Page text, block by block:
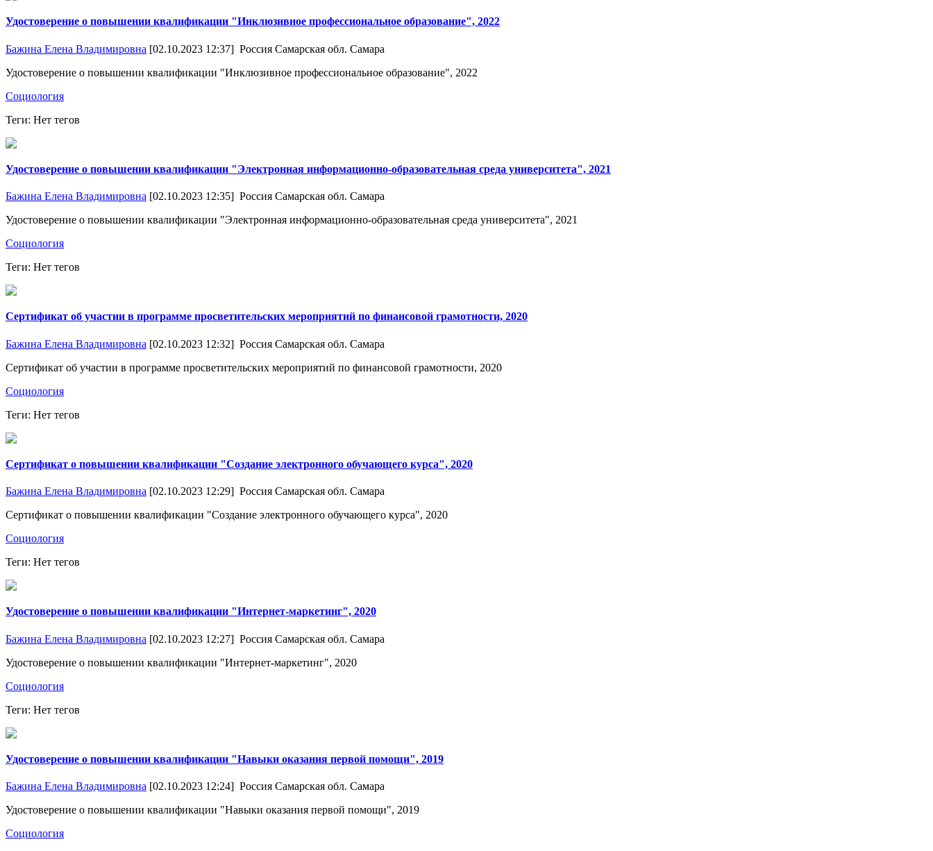
Удостоверение о повышении квалификации "Инклюзивное профессиональное образование", 2022
Бажина Елена Владимировна [02.10.2023 12:37] Россия Самарская обл. Самара
Удостоверение о повышении квалификации "Инклюзивное профессиональное образование", 2022
Социология
Теги: Нет тегов
Удостоверение о повышении квалификации "Электронная информационно-образовательная среда университета", 2021
Бажина Елена Владимировна [02.10.2023 12:35] Россия Самарская обл. Самара
Удостоверение о повышении квалификации "Электронная информационно-образовательная среда университета", 2021
Социология
Теги: Нет тегов
Сертификат об участии в программе просветительских мероприятий по финансовой грамотности, 2020
Бажина Елена Владимировна [02.10.2023 12:32] Россия Самарская обл. Самара
Сертификат об участии в программе просветительских мероприятий по финансовой грамотности, 2020
Социология
Теги: Нет тегов
Сертификат о повышении квалификации "Создание электронного обучающего курса", 2020
Бажина Елена Владимировна [02.10.2023 12:29] Россия Самарская обл. Самара
Сертификат о повышении квалификации "Создание электронного обучающего курса", 2020
Социология
Теги: Нет тегов
Удостоверение о повышении квалификации "Интернет-маркетинг", 2020
Бажина Елена Владимировна [02.10.2023 12:27] Россия Самарская обл. Самара
Удостоверение о повышении квалификации "Интернет-маркетинг", 2020
Социология
Теги: Нет тегов
Удостоверение о повышении квалификации "Навыки оказания первой помощи", 2019
Бажина Елена Владимировна [02.10.2023 12:24] Россия Самарская обл. Самара
Удостоверение о повышении квалификации "Навыки оказания первой помощи", 2019
Социология